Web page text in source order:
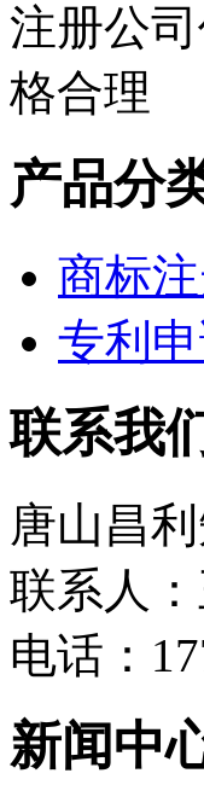
产品分
商标
专利
联系我
唐山昌
联系人
电话：
新闻中